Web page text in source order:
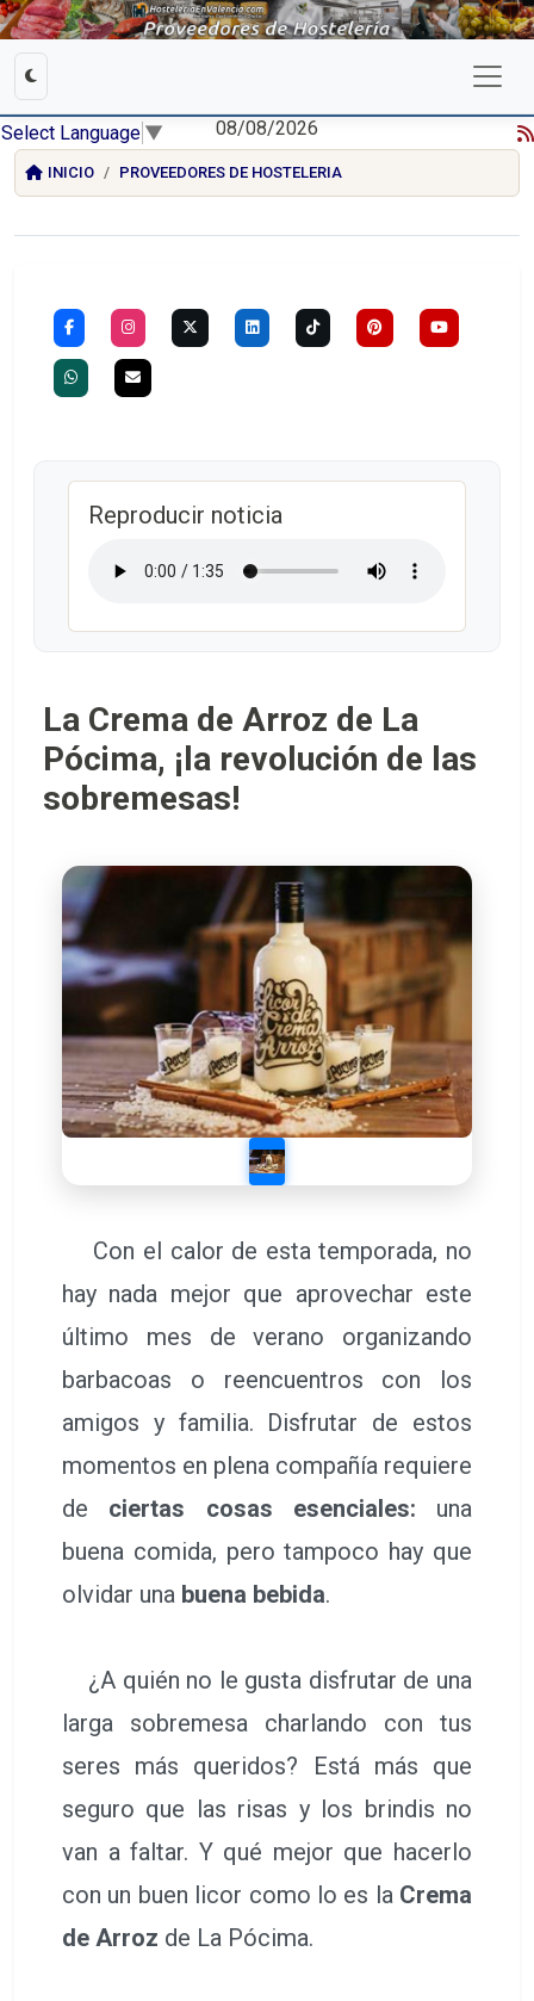
Select Language ▼ 08/08/2026
INICIO PROVEEDORES DE HOSTELERIA
Reproducir noticia
La Crema de Arroz de La
Pócima, ¡la revolución de las
sobremesas!
Con el calor de esta temporada, no
hay nada mejor que aprovechar este
último mes de verano organizando
barbacoas o reencuentros con los
amigos y familia. Disfrutar de estos
momentos en plena compañía requiere
de ciertas cosas esenciales: una
buena comida, pero tampoco hay que
olvidar una buena bebida.
¿A quién no le gusta disfrutar de una
larga sobremesa charlando con tus
seres más queridos? Está más que
seguro que las risas y los brindis no
van a faltar. Y qué mejor que hacerlo
con un buen licor como lo es la Crema
de Arroz de La Pócima.